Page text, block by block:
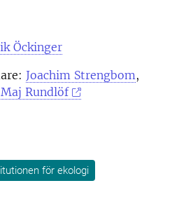
Öckinger
Joachim Strengbom,
Maj Rundlöf
för ekologi